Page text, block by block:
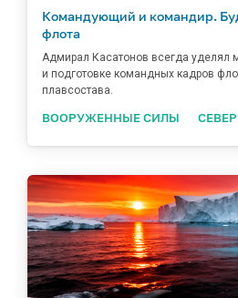
Командующий и командир.
флота
Адмирал Касатонов всегда уделял
и подготовке командных кадров
плавсостава.
ВООРУЖЕННЫЕ СИЛЫ